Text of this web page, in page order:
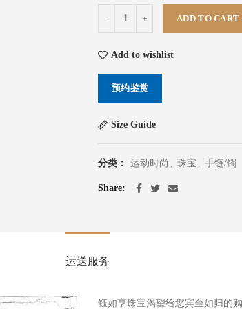
ADD TO CART
Add to wishlist
预约鉴赏
Size Guide
分类： 运动时尚 , 珠宝 , 手链/镯
Share
运送服务
钰如亨珠宝渴望给您宾至如归的